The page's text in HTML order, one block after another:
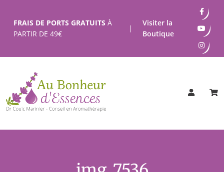
contenu
FRAIS DE PORTS GRATUITS À
PARTIR DE 49€
|
Visiter la
Boutique